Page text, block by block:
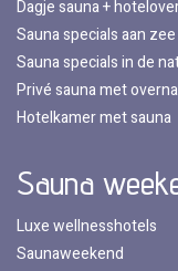
Dagje sauna +
Sauna specials aan zee
Sauna specials in de
Privé sauna met
Hotelkamer met sauna
Sauna
Luxe wellnesshotels
Saunaweekend